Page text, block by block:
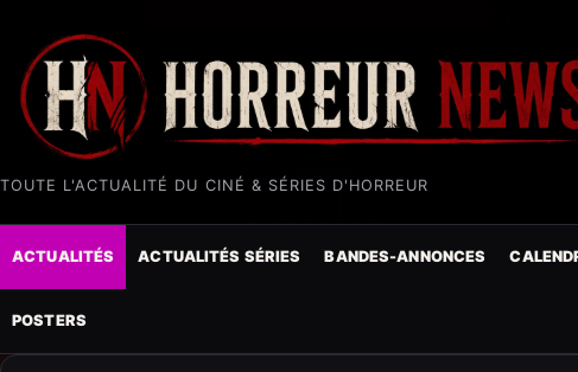
TOUTE L'ACTUALITÉ DU CINÉ & SÉRIES D'HORREUR
ACTUALITÉS ACTUALITÉS SÉRIES BANDES-ANNONCES
POSTERS